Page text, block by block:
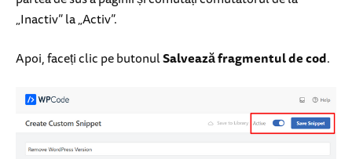
„Inactiv” la „Activ”.
Apoi, faceți clic pe butonulSalvează fragmentul de cod.